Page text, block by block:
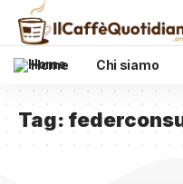
Home Chi siamo
Tag: